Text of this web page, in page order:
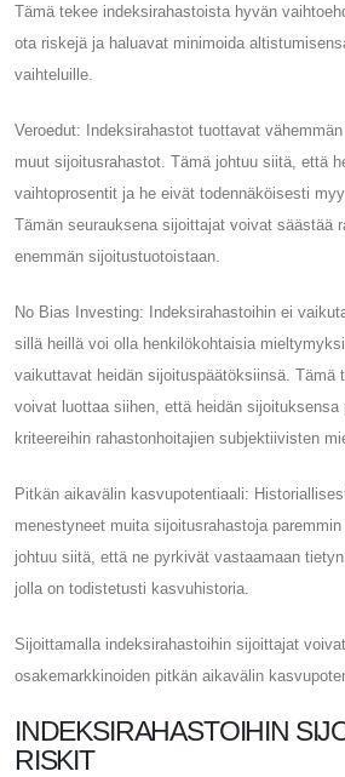
Tämä tekee indeksirahastoista hyvän
ota riskejä ja haluavat minimoida
vaihteluille.
Veroedut: Indeksirahastot tuottavat
muut sijoitusrahastot. Tämä johtuu siitä, että
vaihtoprosentit ja he eivät todennäköisesti
Tämän seurauksena sijoittajat voivat säästää
enemmän sijoitustuotoistaan.
No Bias Investing: Indeksirahastoihin ei
sillä heillä voi olla henkilökohtaisia
vaikuttavat heidän sijoituspäätöksiinsä. Tämä
voivat luottaa siihen, että heidän
kriteereihin rahastonhoitajien subjektiivisten
Pitkän aikavälin kasvupotentiaali:
menestyneet muita sijoitusrahastoja
johtuu siitä, että ne pyrkivät vastaamaan
jolla on todistetusti kasvuhistoria.
Sijoittamalla indeksirahastoihin sijoittajat
osakemarkkinoiden pitkän aikavälin
INDEKSIRAHASTOIHIN
RISKIT